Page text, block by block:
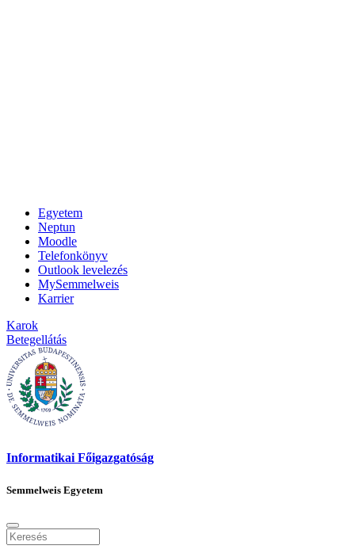
Egyetem
Neptun
Moodle
Telefonkönyv
Outlook levelezés
MySemmelweis
Karrier
Karok
Betegellátás
Informatikai Főigazgatóság
Semmelweis Egyetem